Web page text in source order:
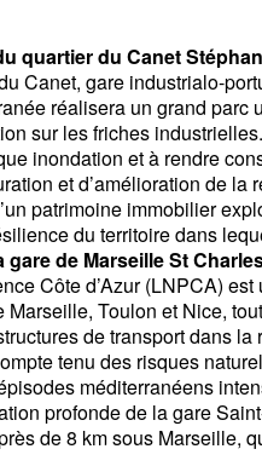
quartier du Canet
Canet, gare industrialo-
réalisera un grand
sur les friches
inondation et à rendre
et d’amélioration de la
patrimoine immobilier
du territoire dans
gare de Marseille St
Côte d’Azur (LNPCA)
Toulon et Nice,
de transport dans
tenu des risques
méditerranéens
profonde de la gare
de 8 km sous Marseille,